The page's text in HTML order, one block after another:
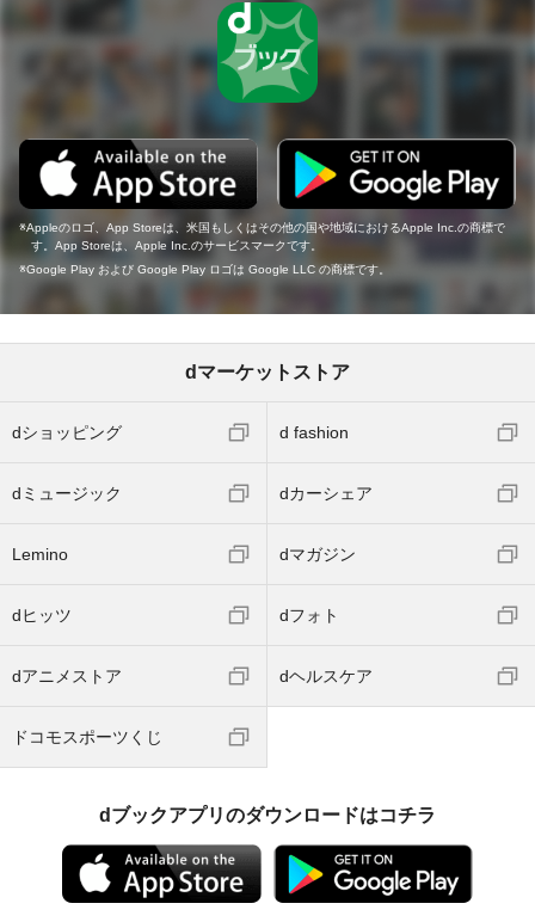
Appleのロゴ、App Storeは、米国もしくはその他の国や地域におけるApple Inc.の商標で
す。App Storeは、Apple Inc.のサービスマークです。
Google Play および Google Play ロゴは Google LLC の商標です。
dマーケットストア
dショッピング d fashion
dミュージック dカーシェア
Lemino dマガジン
dヒッツ dフォト
dアニメストア dヘルスケア
ドコモスポーツくじ
dブックアプリのダウンロードはコチラ